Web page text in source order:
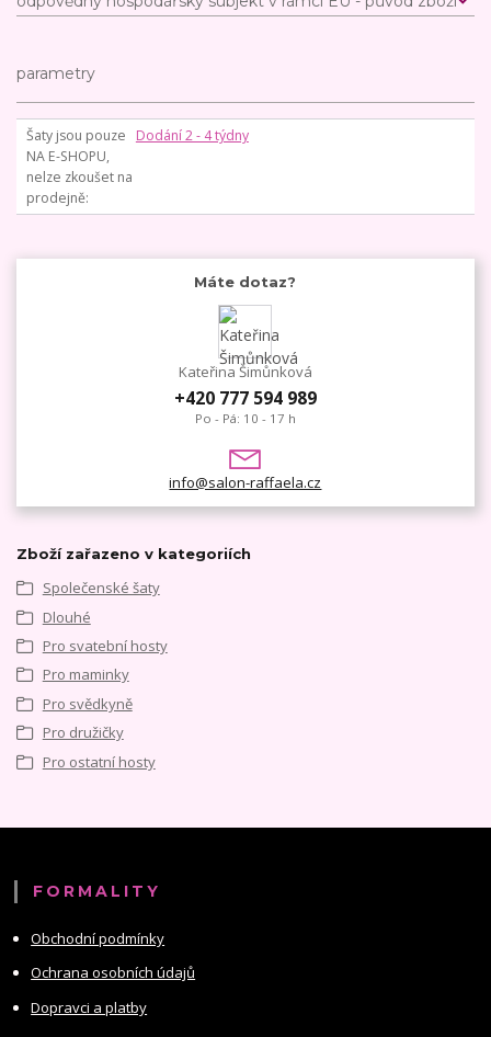
parametry
Šaty jsou pouze
NA E-SHOPU,
nelze zkoušet na
prodejně
Dodání 2 - 4 týdny
Máte dotaz?
Kateřina Šimůnková
+420 777 594 989
Po - Pá: 10 - 17 h
info@salon-raffaela.cz
Zboží zařazeno v kategoriích
Společenské šaty
Dlouhé
Pro svatební hosty
Pro maminky
Pro svědkyně
Pro družičky
Pro ostatní hosty
FORMALITY
Obchodní podmínky
Ochrana osobních údajů
Dopravci a platby